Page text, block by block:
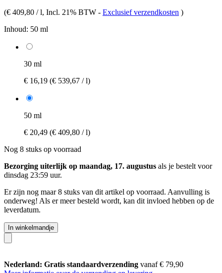
(€ 409,80 / l, Incl. 21% BTW - Exclusief verzendkosten )
Inhoud: 50 ml
30 ml
€ 16,19 (€ 539,67 / l)
50 ml
€ 20,49 (€ 409,80 / l)
Nog 8 stuks op voorraad
Bezorging uiterlijk op maandag, 17. augustus als je bestelt voor
dinsdag 23:59 uur.
Er zijn nog maar 8 stuks van dit artikel op voorraad. Aanvulling is
onderweg! Als er meer besteld wordt, kan dit invloed hebben op de
leverdatum.
In winkelmandje
Nederland: Gratis standaardverzending vanaf € 79,90